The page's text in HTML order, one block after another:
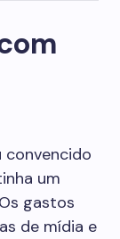
convencido
um
gastos
de mídia e